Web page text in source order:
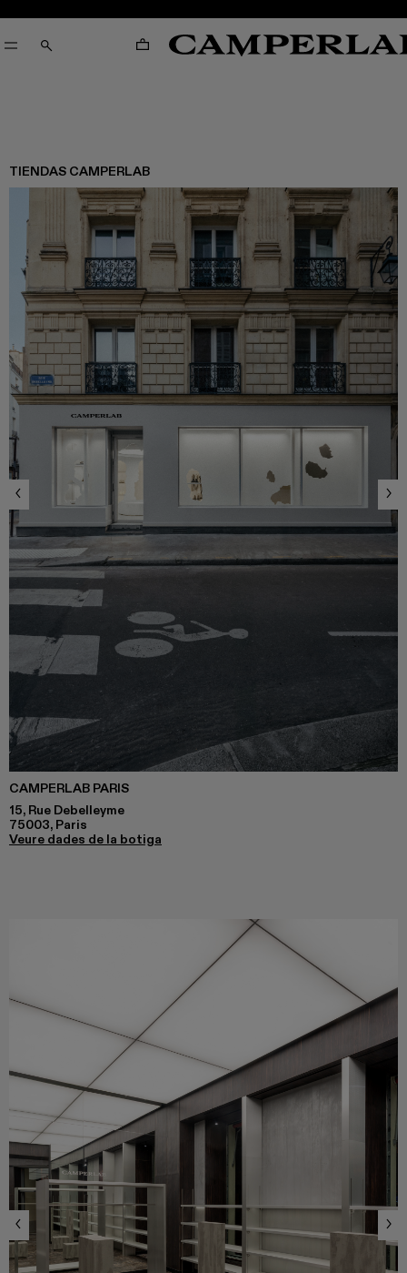
CERCA CARRO
TIENDAS CAMPERLAB
CAMPERLAB PARIS
15, Rue Debelleyme
75003, Paris
Veure dades de la botiga